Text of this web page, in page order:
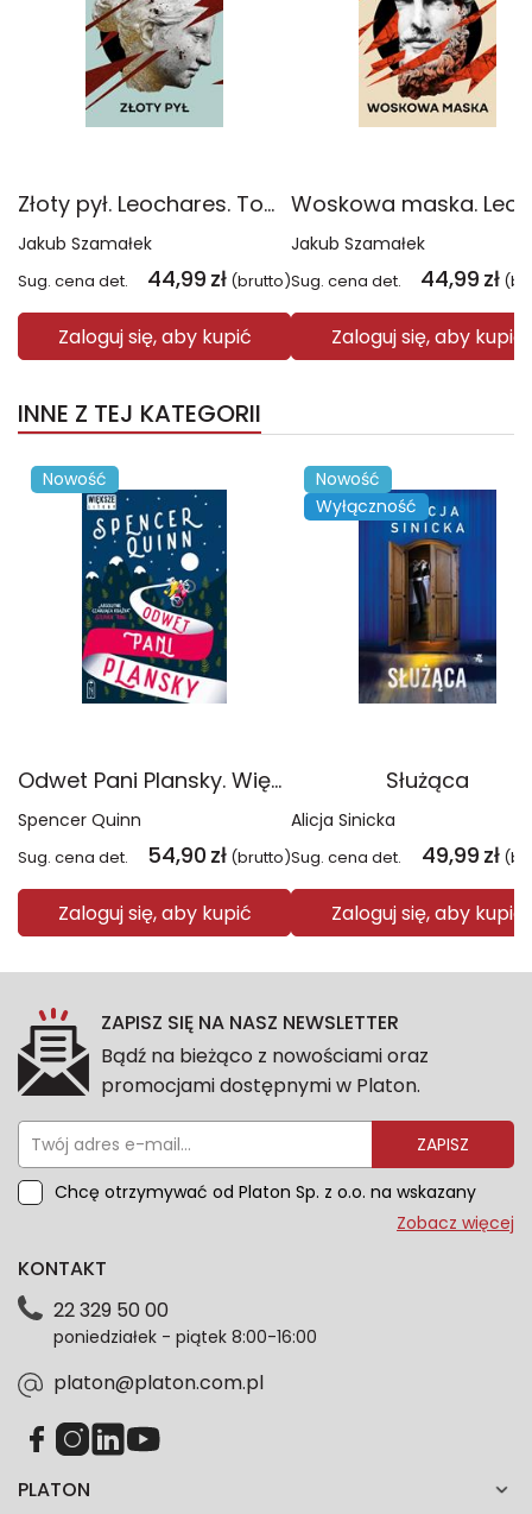
Złoty pył. Leochares. Tom 1
Jakub Szamałek
Sug. cena det. 44,99 zł (brutto)
Zaloguj się, aby kupić
Jakub Szamałek
Sug. cena det. 44,99 zł
Zaloguj się, aby kupić
INNE Z TEJ KATEGORII
Nowość
Odwet Pani Plansky. Większe litery
Spencer Quinn
Sug. cena det. 54,90 zł (brutto)
Zaloguj się, aby kupić
Nowość
Wyłączność
Służąca
Alicja Sinicka
Sug. cena det. 49,99 zł
Zaloguj się, aby kupić
ZAPISZ SIĘ NA NASZ NEWSLETTER
Bądź na bieżąco z nowościami oraz
promocjami dostępnymi w Platon.
ZAPISZ
Chcę otrzymywać od Platon Sp. z o.o. na wskazany
przeze mnie adres e-mail informacje marketingowe
dotyczące danych osobowych znajdziesz w naszej
każdym czasie. Wycofanie zgody nie wpłynie na
zgodność z prawem przetwarzania dokonanego przed
Zobacz więcej
PLATON
KONTAKT
22 329 50 00
poniedziałek - piątek 8:00-16:00
platon@platon.com.pl